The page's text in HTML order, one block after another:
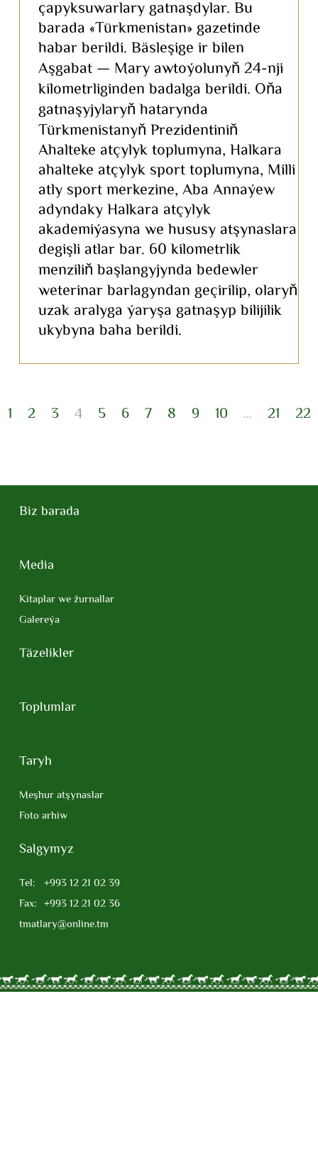
çapyksuwarlary gatnaşdylar. Bu
barada «Türkmenistan» gazetinde
habar berildi. Bäsleşige ir bilen
Aşgabat — Mary awtoýolunyň 24-nji
kilometrliginden badalga berildi. Oňa
gatnaşyjylaryň hatarynda
Türkmenistanyň Prezidentiniň
Ahalteke atçylyk toplumyna, Halkara
ahalteke atçylyk sport toplumyna, Milli
atly sport merkezine, Aba Annaýew
adyndaky Halkara atçylyk
akademiýasyna we hususy atşynaslara
degişli atlar bar. 60 kilometrlik
menziliň başlangyjynda bedewler
weterinar barlagyndan geçirilip, olaryň
uzak aralyga ýaryşa gatnaşyp bilijilik
ukybyna baha berildi.
1 2 3 4 5 6 7 8 9 10 ... 21 22
Biz barada
Media
Kitaplar we žurnallar
Galereýa
Täzelikler
Toplumlar
Taryh
Meşhur atşynaslar
Foto arhiw
Salgymyz
Tel:
+993 12 21 02 39
Fax: +993 12 21 02 36
tmatlary@online.tm